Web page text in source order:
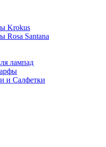
Krokus
Rosa Santana
лампад
и Салфетки